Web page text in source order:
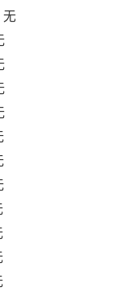
无